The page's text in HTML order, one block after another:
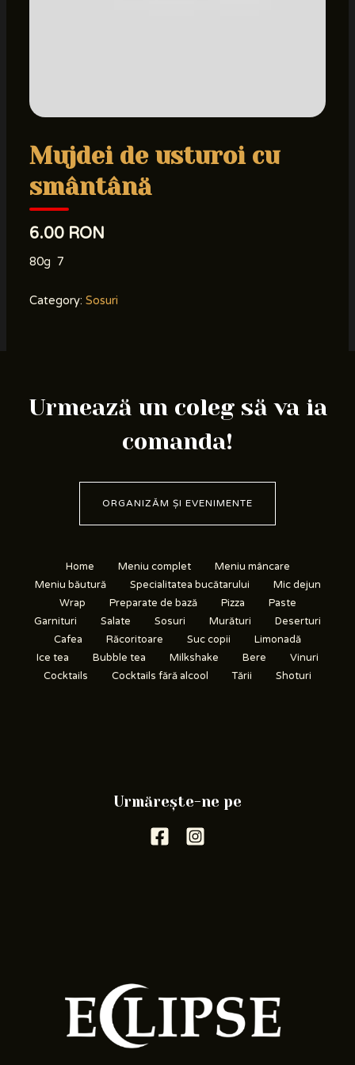
Mujdei de usturoi cu
smântână
6.00 RON
80g 7
Category:Sosuri
Urmează un coleg să va ia
comanda!
ORGANIZĂM ȘI EVENIMENTE
Home Meniu complet
Meniu mâncare
Meniu băutură
Specialitatea bucătarului
Mic dejun
Wrap
Preparate de bază Pizza
Paste
Garnituri
Salate Sosuri Murături
Deserturi
Cafea
Răcoritoare Suc copii
Limonadă
Ice tea
Bubble tea Milkshake Bere
Vinuri
Cocktails
Cocktails fără alcool Tării Shoturi
Urmărește-ne pe